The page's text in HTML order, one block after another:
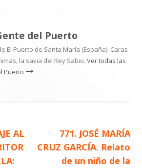
del Puerto
El Puerto de Santa María (España). Caras
la savia del Rey Sabio. Ver todas las
Puerto
AL
Artículo
siguiente
771. JOSÉ MARÍA
CRUZ GARCÍA. Relato
de un niño de la